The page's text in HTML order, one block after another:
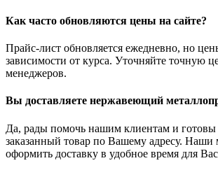
Как часто обновляются цены на сайте?
Прайс-лист обновляется ежедневно, но
зависимости от курса. Уточняйте точную
менеджеров.
Вы доставляете нержавеющий
Да, рады помочь нашим клиентам и готовы
заказанный товар по Вашему адресу. Наши
оформить доставку в удобное время для